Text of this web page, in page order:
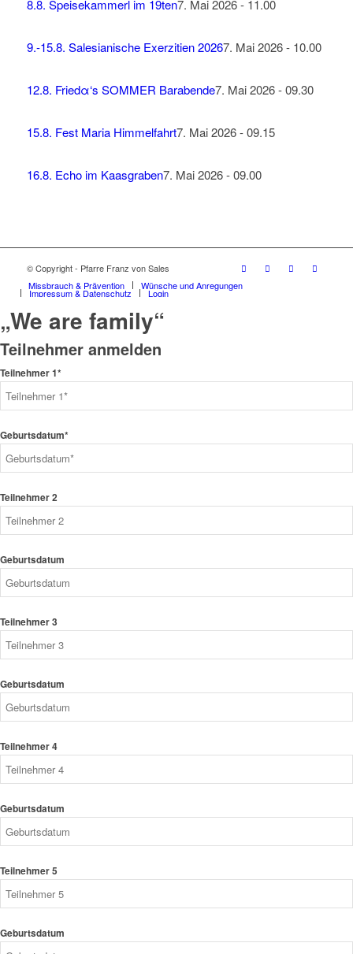
8.8. Speisekammerl im 19ten7. Mai 2026 - 11.00
9.-15.8. Salesianische Exerzitien 20267. Mai 2026 - 10.00
12.8. Friedα‘s SOMMER Barabende7. Mai 2026 - 09.30
15.8. Fest Maria Himmelfahrt7. Mai 2026 - 09.15
16.8. Echo im Kaasgraben7. Mai 2026 - 09.00
© Copyright - Pfarre Franz von Sales
Missbrauch & Prävention
Wünsche und Anregungen
Impressum & Datenschutz Login
„We are family“
Teilnehmer anmelden
Teilnehmer 1*
Geburtsdatum*
Teilnehmer 2
Geburtsdatum
Teilnehmer 3
Geburtsdatum
Teilnehmer 4
Geburtsdatum
Teilnehmer 5
Geburtsdatum